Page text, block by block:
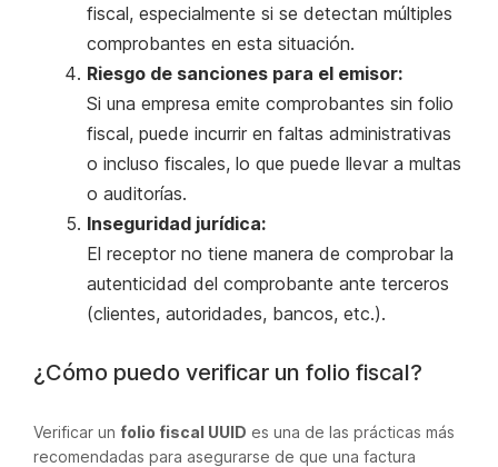
fiscal, especialmente si se detectan múltiples
comprobantes en esta situación.
Riesgo de sanciones para el emisor:
Si una empresa emite comprobantes sin folio
fiscal, puede incurrir en faltas administrativas
o incluso fiscales, lo que puede llevar a multas
o auditorías.
Inseguridad jurídica:
El receptor no tiene manera de comprobar la
autenticidad del comprobante ante terceros
(clientes, autoridades, bancos, etc.).
¿Cómo puedo verificar un folio fiscal?
Verificar un folio fiscal UUID es una de las prácticas más
recomendadas para asegurarse de que una factura